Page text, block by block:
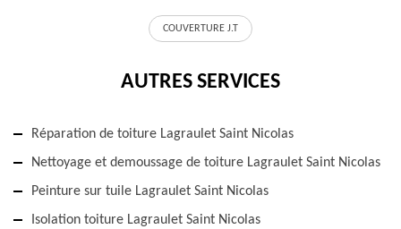
COUVERTURE J.T
AUTRES SERVICES
Réparation de toiture Lagraulet Saint Nicolas
Nettoyage et demoussage de toiture Lagraulet Saint Nicolas
Peinture sur tuile Lagraulet Saint Nicolas
Isolation toiture Lagraulet Saint Nicolas